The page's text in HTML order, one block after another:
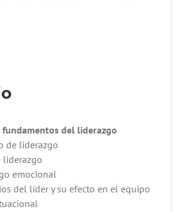
fundamentos del liderazgo
de liderazgo
liderazgo
emocional
del líder y su efecto en el equipo